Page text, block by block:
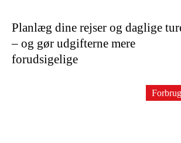
Planlæg dine rejser og daglige
– og gør udgifterne mere
forudsigelige
Forbrug